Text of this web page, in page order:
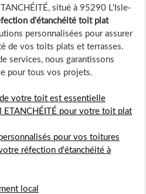
situé à 95290 L'Isle-
d'étanchéité toit plat
personnalisées pour assurer
de vos toits plats et terrasses.
services, nous garantissons
pour tous vos projets.
votre toit est essentielle
ETANCHÉITÉ pour votre toit plat
pour vos toitures
réfection d'étanchéité à
local